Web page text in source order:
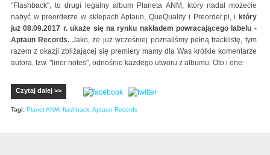
"Flashback", to drugi legalny album Planeta ANM, który nadal możecie
nabyć w preorderze w sklepach Aptaun, QueQuality i Preorder.pl, i który
już 08.09.2017 r. ukaże się na rynku nakładem powracającego labelu -
Aptaun Records. Jako, że już wcześniej poznaliśmy pełną tracklistę, tym
razem z okazji zbliżającej się premiery mamy dla Was krótkie komentarze
autora, tzw. "liner notes", odnośnie każdego utworu z albumu. Oto i one:
Czytaj dalej >>
Tagi: Planet ANM flashback Aptaun Records